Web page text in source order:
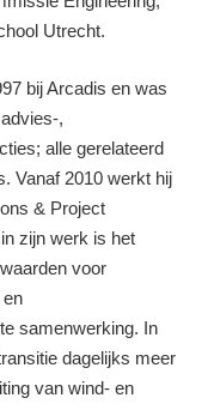
Utrecht.
bij Arcadis en was
,
alle gerelateerd
Vanaf 2010 werkt hij
& Project
zijn werk is het
voor
en
samenwerking. In
dagelijks meer
van wind- en